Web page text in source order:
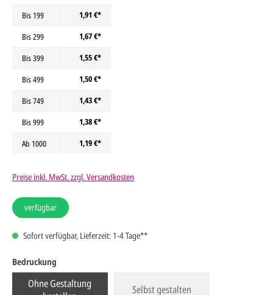
Bis 199
1,91 €*
Bis299
1,67 €*
Bis399
1,55 €*
Bis499
1,50 €*
Bis749
1,43 €*
Bis999
1,38 €*
Ab 1000 1,19 €*
Preise inkl. MwSt. zzgl. Versandkosten
verfügbar
Sofort verfügbar, Lieferzeit: 1-4 Tage**
Bedruckung
Ohne Gestaltung
Selbst gestalten